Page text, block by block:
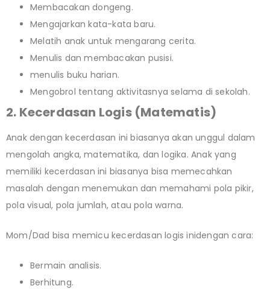
Membacakan dongeng.
Mengajarkan kata-kata baru.
Melatih anak untuk mengarang cerita.
Menulis dan membacakan pusisi.
menulis buku harian.
Mengobrol tentang aktivitasnya selama di sekolah.
2. Kecerdasan Logis (Matematis)
Anak dengan kecerdasan ini biasanya akan unggul dalam
mengolah angka, matematika, dan logika. Anak yang
memiliki kecerdasan ini biasanya bisa memecahkan
masalah dengan menemukan dan memahami pola pikir,
pola visual, pola jumlah, atau pola warna.
Mom/Dad bisa memicu kecerdasan logis inidengan cara:
Bermain analisis.
Berhitung.